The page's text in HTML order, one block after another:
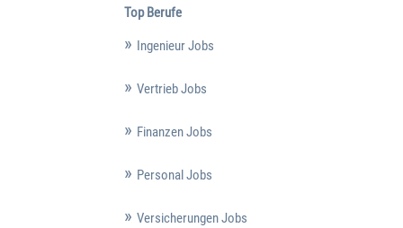
Top Berufe
Ingenieur Jobs
Vertrieb Jobs
Finanzen Jobs
Personal Jobs
Versicherungen Jobs